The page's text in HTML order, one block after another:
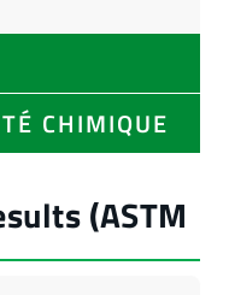
CHIMIQUE